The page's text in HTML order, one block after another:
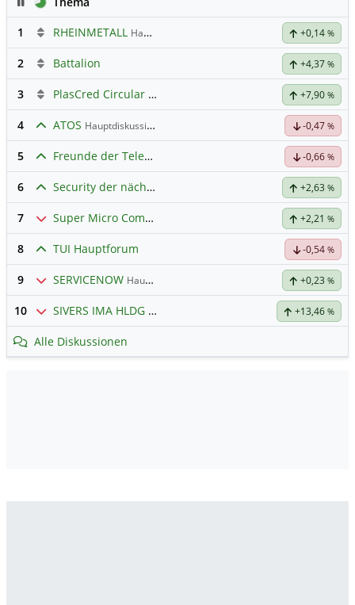
1
RHEINMETALL Hauptdiskussion +0,14 %
2 Battalion +4,37 %
3 PlasCred Circular Innovations +7,90 %
4 ATOS Hauptdiskussion -0,47 %
5 Freunde der Telekom -0,66 %
6 Security der nächsten Generation +2,63 %
7 Super Micro Computer +2,21 %
8 TUI Hauptforum -0,54 %
9 SERVICENOW Hauptdiskussion +0,23 %
10 SIVERS IMA HLDG Hauptdiskussion +13,46 %
Alle Diskussionen